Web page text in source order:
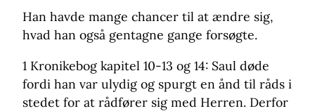
Han havde mange chancer til at ændre sig,
hvad han også gentagne gange forsøgte.
1 Kronikebog kapitel 10-13 og 14: Saul døde
fordi han var ulydig og spurgt en ånd til råds i
stedet for at rådfører sig med Herren. Derfor